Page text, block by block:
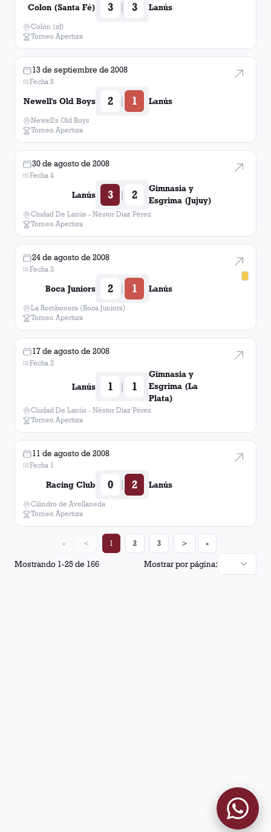
Colon (Santa Fé) 3 | 3 Lanús
Colón (sf)
Torneo Apertura
13 de septiembre de 2008
Fecha 5
Newell's Old Boys 2 | 1 Lanús
Newell's Old Boys
Torneo Apertura
30 de agosto de 2008
Fecha 4
Lanús 3 | 2
Gimnasia y
Esgrima (Jujuy)
Ciudad De Lanús - Néstor Diaz Pérez
Torneo Apertura
24 de agosto de 2008
Fecha 3
Boca Juniors 2 | 1 Lanús
La Bombonera (Boca Juniors)
Torneo Apertura
17 de agosto de 2008
Fecha 2
Lanús 1 | 1
Gimnasia y
Esgrima (La
Plata)
Ciudad De Lanús - Néstor Diaz Pérez
Torneo Apertura
11 de agosto de 2008
Fecha 1
Racing Club 0 | 2 Lanús
Cilindro de Avellaneda
Torneo Apertura
Mostrando 1-25de 166 Mostrar por página:
« < 1 2 3 > »